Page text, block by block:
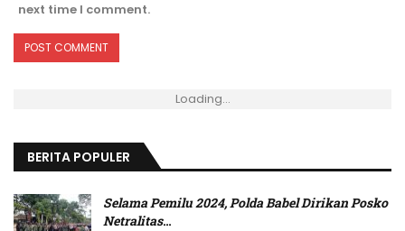
next time I comment.
Loading...
BERITA POPULER
Selama Pemilu 2024, Polda Babel Dirikan Posko
Netralitas…